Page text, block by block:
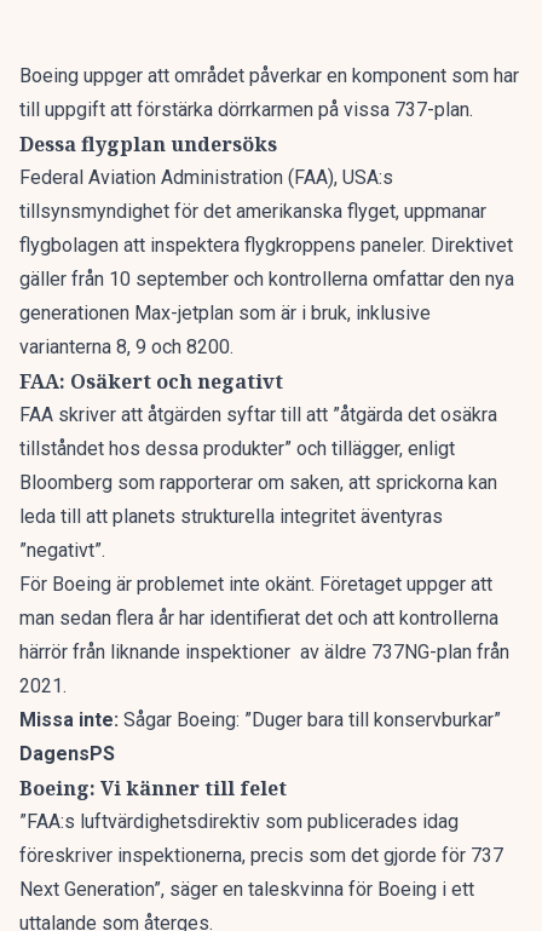
Boeing uppger att området påverkar en komponent som har
till uppgift att förstärka dörrkarmen på vissa 737-plan.
Dessa flygplan undersöks
Federal Aviation Administration (FAA), USA:s
tillsynsmyndighet för det amerikanska flyget, uppmanar
flygbolagen att inspektera flygkroppens paneler. Direktivet
gäller från 10 september och kontrollerna omfattar den nya
generationen Max-jetplan som är i bruk, inklusive
varianterna 8, 9 och 8200.
FAA: Osäkert och negativt
FAA skriver att åtgärden syftar till att ”åtgärda det osäkra
tillståndet hos dessa produkter” och tillägger, enligt
Bloomberg som rapporterar om saken, att sprickorna kan
leda till att planets strukturella integritet äventyras
”negativt”.
För Boeing är problemet inte okänt. Företaget uppger att
man sedan flera år har identifierat det och att kontrollerna
härrör från liknande inspektioner av äldre 737NG-plan från
2021.
Missa inte: Sågar Boeing: ”Duger bara till konservburkar”
DagensPS
Boeing: Vi känner till felet
”FAA:s luftvärdighetsdirektiv som publicerades idag
föreskriver inspektionerna, precis som det gjorde för 737
Next Generation”, säger en taleskvinna för Boeing i ett
uttalande som återges.